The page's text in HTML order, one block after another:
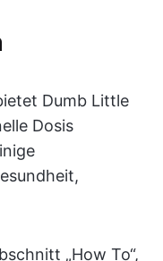
Dumb Little
Dosis
„How To“,